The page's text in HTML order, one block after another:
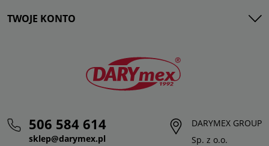
TWOJE KONTO
506 584 614
sklep@darymex.pl
DARYMEX GROUP
Sp. z o.o.